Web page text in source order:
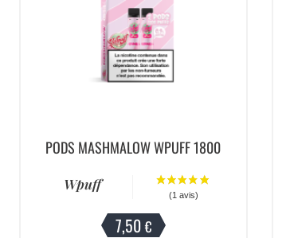
PODS MASHMALOW WPUFF 1800
Wpuff
7,50€